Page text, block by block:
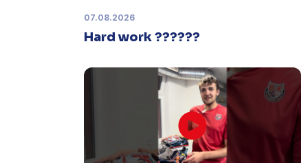
Úterý 27. ledna |Utkání 32. kola v
, které se mělo původně
odehrát 31. ledna, bylo z důvodu
marodky Králů
odloženo. Kluby se
domluvily na náhradním termínu,
Bruslaři se s Pískem utkají venku
07.08.2026
Hard work ??????